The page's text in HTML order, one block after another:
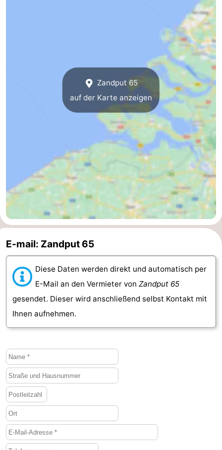
Zandput 65
auf der Karte anzeigen
E-mail: Zandput 65
Diese Daten werden direkt und automatisch per
E-Mail an den Vermieter von Zandput 65
gesendet. Dieser wird anschließend selbst Kontakt mit
Ihnen aufnehmen.